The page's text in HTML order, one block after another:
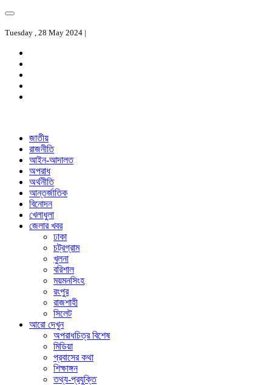
Tuesday , 28 May 2024 |
জাতীয়
রাজনীতি
আইন-আদালত
অপরাধ
অর্থনীতি
আন্তর্জাতিক
বিনোদন
খেলাধুলা
জেলার খবর
ঢাকা
চট্রগ্রাম
খুলনা
বরিশাল
ময়মনসিংহ
রংপুর
রাজশাহী
সিলেট
আরো দেখুন
অপরাধচিত্র বিশেষ
মিডিয়া
প্রবাসের কথা
শিক্ষাঙ্গন
তথ্য-প্রযুক্তি